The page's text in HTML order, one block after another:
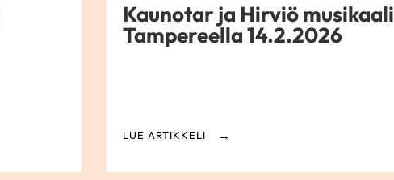
Kaunotar ja Hirviö musikaali
Tampereella 14.2.2026
LUE ARTIKKELI